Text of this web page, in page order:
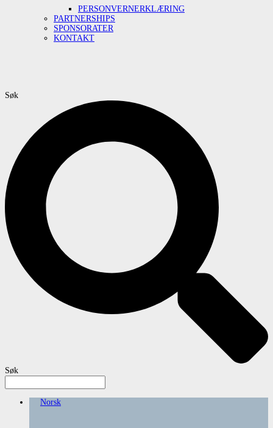
PERSONVERNERKLÆRING
PARTNERSHIPS
SPONSORATER
KONTAKT
Søk
Søk
Norsk